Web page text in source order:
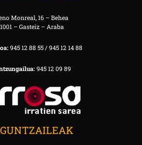
Monreal, 16 – Behea
– Gasteiz – Araba
945 12 88 55 / 945 12 14 88
945 12 09 89